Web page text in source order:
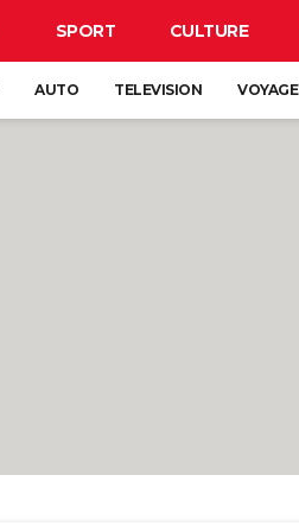
SPORT CULTURE
AUTO TELEVISION VOYAGE